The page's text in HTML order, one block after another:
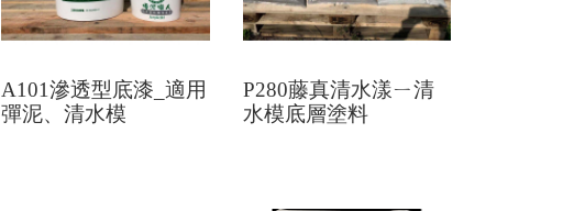
A101滲透型底漆_適用
彈泥、清水模
P280藤真清水漾ㄧ清
水模底層塗料